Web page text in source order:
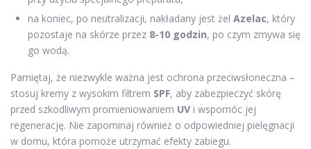
na koniec, po neutralizacji, nakładany jest żel Azelac, który
pozostaje na skórze przez 8-10 godzin, po czym zmywa się
go wodą.
Pamiętaj, że niezwykle ważna jest ochrona przeciwsłoneczna –
stosuj kremy z wysokim filtrem SPF, aby zabezpieczyć skórę
przed szkodliwym promieniowaniem UV i wspomóc jej
regenerację. Nie zapominaj również o odpowiedniej pielęgnacji
w domu, która pomoże utrzymać efekty zabiegu.